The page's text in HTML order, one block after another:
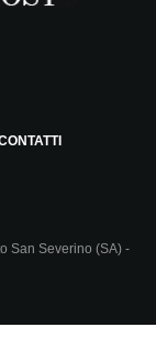
San Severino (SA) -